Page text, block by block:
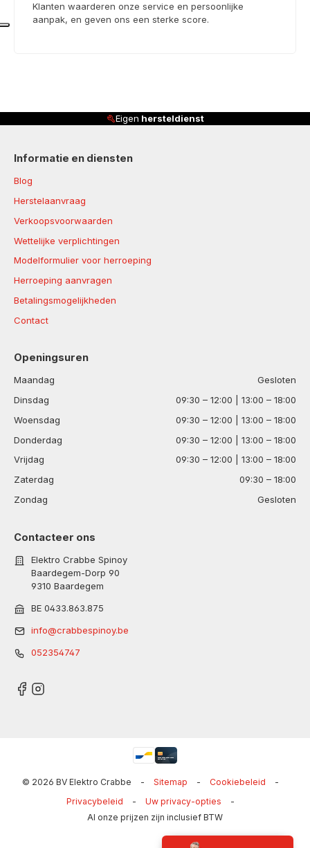
Klanten waarderen onze service en persoonlijke
aanpak, en geven ons een sterke score.
Klanten beoordelen ons met
Informatie en diensten
Blog
Herstelaanvraag
Verkoopsvoorwaarden
Wettelijke verplichtingen
Modelformulier voor herroeping
Herroeping aanvragen
Betalingsmogelijkheden
Contact
Openingsuren
Maandag
Gesloten
Dinsdag
09:30 – 12:00 | 13:00 – 18:00
Woensdag
09:30 – 12:00 | 13:00 – 18:00
Donderdag
09:30 – 12:00 | 13:00 – 18:00
Vrijdag
09:30 – 12:00 | 13:00 – 18:00
Zaterdag
09:30 – 18:00
Zondag
Gesloten
Contacteer ons
Elektro Crabbe Spinoy
Baardegem-Dorp 90
9310 Baardegem
BE 0433.863.875
info@crabbespinoy.be
052354747
© 2026 BV Elektro Crabbe - Sitemap - Cookiebeleid
-
Privacybeleid
- Uw privacy-opties
-
Al onze prijzen zijn inclusief BTW